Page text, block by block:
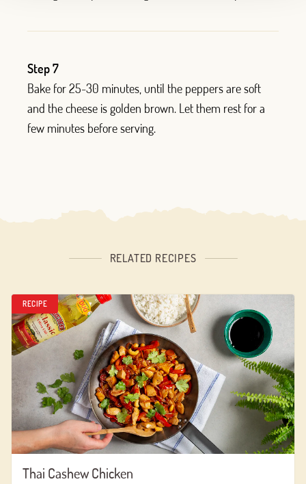
Step 7
Bake for 25-30 minutes, until the peppers are soft
and the cheese is golden brown. Let them rest for a
few minutes before serving.
RELATED RECIPES
RECIPE
Thai Cashew Chicken